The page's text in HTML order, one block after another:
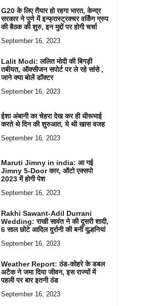
G20 के लिए तैयार हो रहगा भारत, केन्द्र
सरकार ने पुणे में इन्फ्रास्ट्रक्चर वर्किंग ग्रुप
की बैठक की शुरु, इन मुद्दों पर होगी चर्चा
September 16, 2023
Lalit Modi: ललित मोदी की बिगड़ी
तबीयत, ऑक्सीजन सपोर्ट पर ले रहे सांसे ,
जाने क्या बोलें डॉक्टर
September 16, 2023
ईशा अंबानी का चेहरा देख कर ही धीरूभाई
करते थे दिन की शुरुआत, ये थी खास वजह
September 16, 2023
Maruti Jimny in india: आ गई
Jimny 5-Door कार, ऑटो एक्सपो
2023 में होगी पेश
September 16, 2023
Rakhi Sawant-Adil Durrani
Wedding: राखी सावंत ने की दूसरी शादी,
6 साल छोटे आदिल दुर्रानी की बनीं दुल्हनियां
September 16, 2023
Weather Report: ठंड-कोहरे के डबल
अटैक ने जमा दिया जीवन, इस राज्यों में
पहली पर बार इतनी ठंड
September 16, 2023